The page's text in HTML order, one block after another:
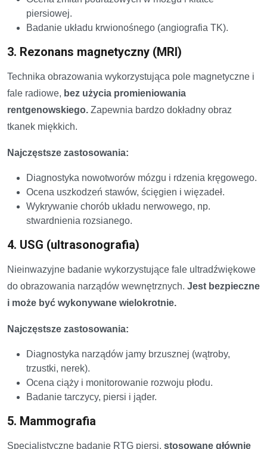
piersiowej.
Badanie układu krwionośnego (angiografia TK).
3. Rezonans magnetyczny (MRI)
Technika obrazowania wykorzystująca pole magnetyczne i
fale radiowe, bez użycia promieniowania
rentgenowskiego. Zapewnia bardzo dokładny obraz
tkanek miękkich.
Najczęstsze zastosowania:
Diagnostyka nowotworów mózgu i rdzenia kręgowego.
Ocena uszkodzeń stawów, ścięgien i więzadeł.
Wykrywanie chorób układu nerwowego, np.
stwardnienia rozsianego.
4. USG (ultrasonografia)
Nieinwazyjne badanie wykorzystujące fale ultradźwiękowe
do obrazowania narządów wewnętrznych. Jest bezpieczne
i może być wykonywane wielokrotnie.
Najczęstsze zastosowania:
Diagnostyka narządów jamy brzusznej (wątroby,
trzustki, nerek).
Ocena ciąży i monitorowanie rozwoju płodu.
Badanie tarczycy, piersi i jąder.
5. Mammografia
Specjalistyczne badanie RTG piersi, stosowane głównie